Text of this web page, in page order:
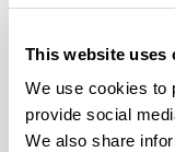
This website uses
We use cookies to
provide social
We also share
ordaindu
Jaurlaritzak
(desgaituak,